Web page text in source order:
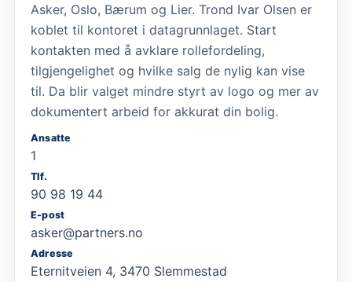
Asker, Oslo, Bærum og Lier. Trond Ivar Olsen er
koblet til kontoret i datagrunnlaget. Start
kontakten med å avklare rollefordeling,
tilgjengelighet og hvilke salg de nylig kan vise
til. Da blir valget mindre styrt av logo og mer av
dokumentert arbeid for akkurat din bolig.
Ansatte
1
Tlf.
90 98 19 44
E-post
asker@partners.no
Adresse
Eternitveien 4, 3470 Slemmestad